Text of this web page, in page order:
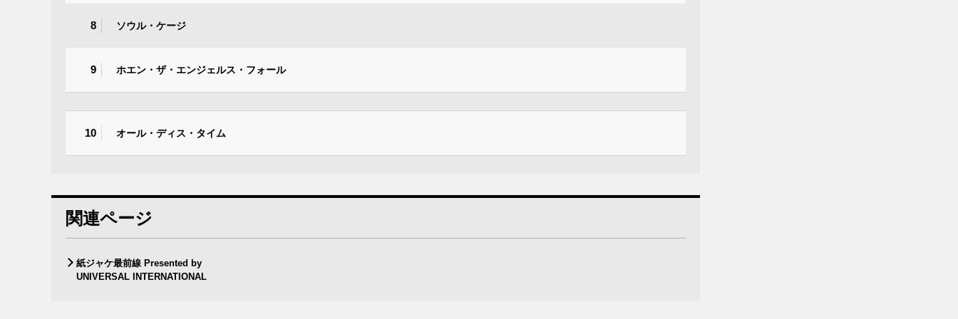
8 ソウル・ケージ
9 ホエン・ザ・エンジェルス・フォール
10 オール・ディス・タイム
関連ページ
紙ジャケ最前線 Presented by
UNIVERSAL INTERNATIONAL